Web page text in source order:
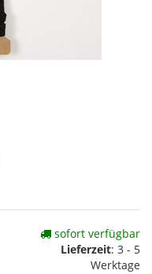
sofort verfügbar
Lieferzeit: 3 - 5
Werktage